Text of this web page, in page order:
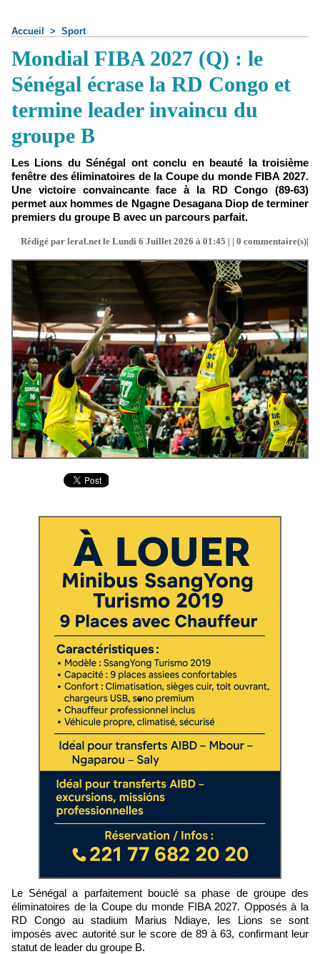
Accueil > Sport
Mondial FIBA 2027 (Q) : le
Sénégal écrase la RD Congo et
termine leader invaincu du
groupe B
Les Lions du Sénégal ont conclu en beauté la troisième
fenêtre des éliminatoires de la Coupe du monde FIBA 2027.
Une victoire convaincante face à la RD Congo (89-63)
permet aux hommes de Ngagne Desagana Diop de terminer
premiers du groupe B avec un parcours parfait.
Rédigé par leral.net le Lundi 6 Juillet 2026 à 01:45 | | 0 commentaire(s)|
Le Sénégal a parfaitement bouclé sa phase de groupe des
éliminatoires de la Coupe du monde FIBA 2027. Opposés à la
RD Congo au stadium Marius Ndiaye, les Lions se sont
imposés avec autorité sur le score de 89 à 63, confirmant leur
statut de leader du groupe B.